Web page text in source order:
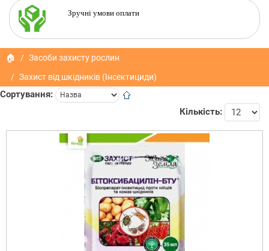
Зручні умови оплати
🏠
Засоби захисту рослин
Захист від шкідників (Інсектициди)
Сортування:
Кількість: